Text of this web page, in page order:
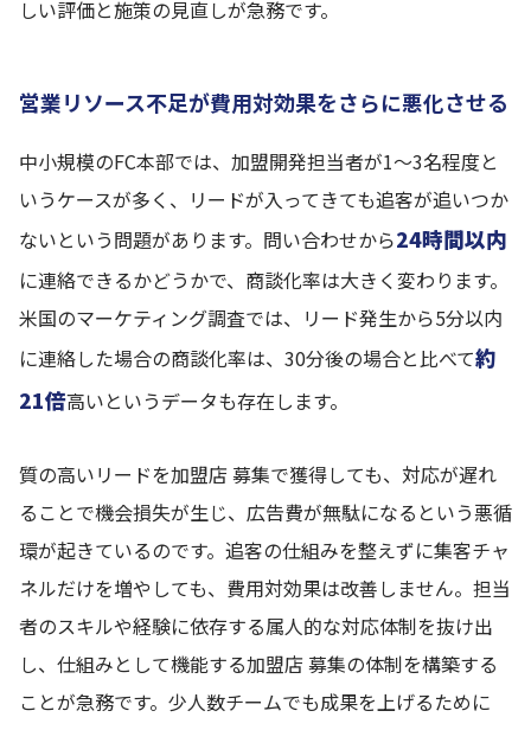
しい評価と施策の見直しが急務です。
営業リソース不足が費用対効果をさらに悪化させる
中小規模のFC本部では、加盟開発担当者が1〜3名程度と
いうケースが多く、リードが入ってきても追客が追いつか
ないという問題があります。問い合わせから24時間以内
に連絡できるかどうかで、商談化率は大きく変わります。
米国のマーケティング調査では、リード発生から5分以内
に連絡した場合の商談化率は、30分後の場合と比べて約
21倍高いというデータも存在します。
質の高いリードを加盟店 募集で獲得しても、対応が遅れ
ることで機会損失が生じ、広告費が無駄になるという悪循
環が起きているのです。追客の仕組みを整えずに集客チャ
ネルだけを増やしても、費用対効果は改善しません。担当
者のスキルや経験に依存する属人的な対応体制を抜け出
し、仕組みとして機能する加盟店 募集の体制を構築する
ことが急務です。少人数チームでも成果を上げるために